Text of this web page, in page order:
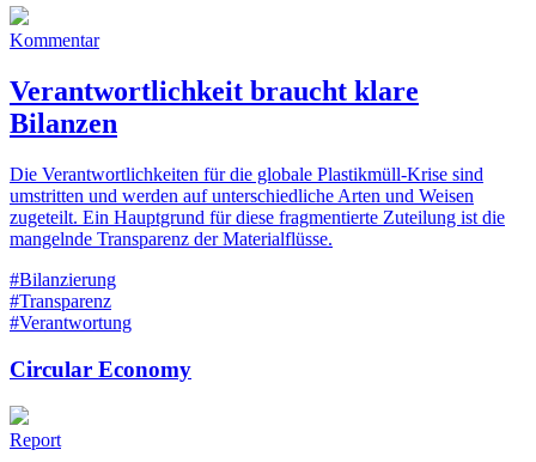
Kommentar
Verantwortlichkeit braucht klare
Bilanzen
Die Verantwortlichkeiten für die globale Plastikmüll-Krise sind
umstritten und werden auf unterschiedliche Arten und Weisen
zugeteilt. Ein Hauptgrund für diese fragmentierte Zuteilung ist die
mangelnde Transparenz der Materialflüsse.
#Bilanzierung
#Transparenz
#Verantwortung
Circular Economy
Report